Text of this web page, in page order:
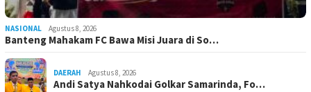
NASIONAL Agustus 8, 2026
Banteng Mahakam FC Bawa Misi Juara di So…
DAERAH Agustus 8, 2026
Andi Satya Nahkodai Golkar Samarinda, Fo…